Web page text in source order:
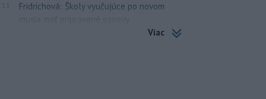
Fridrichová: Školy vyučujúce po novom
Viac